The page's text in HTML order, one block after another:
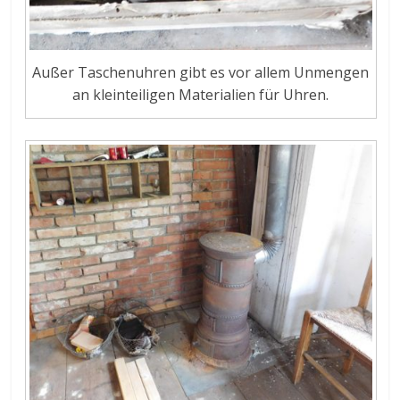
Außer Taschenuhren gibt es vor allem Unmengen
an kleinteiligen Materialien für Uhren.